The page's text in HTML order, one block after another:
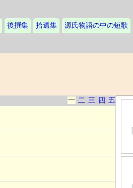
後撰集 拾遺集 源氏物語の中の短歌
一 二 三 四 五